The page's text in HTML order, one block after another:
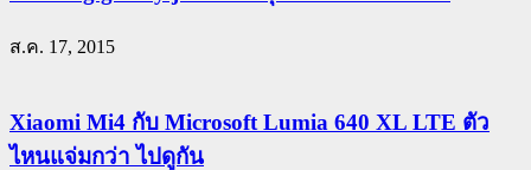
ส.ค. 17, 2015
Xiaomi Mi4 กับ Microsoft Lumia 640 XL LTE ตัว
ไหนแจ่มกว่า ไปดูกัน